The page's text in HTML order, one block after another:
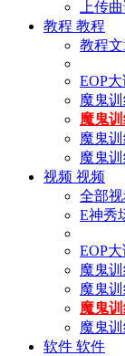
上传
教程 教程
教程
EOP
魔鬼
魔鬼
魔鬼
魔鬼
视频 视频
全部
E神秀
EOP
魔鬼
魔鬼
魔鬼
魔鬼
软件 软件